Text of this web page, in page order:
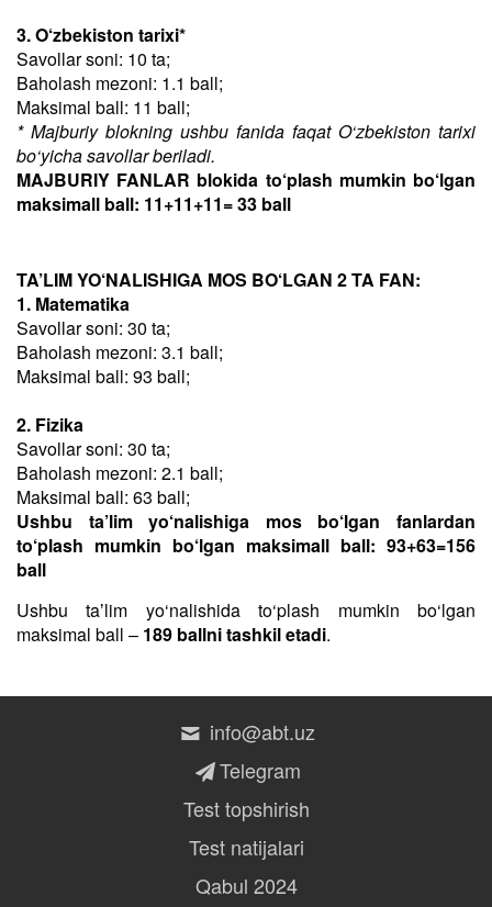
3. O‘zbekiston tarixi*
Savollar soni: 10 ta;
Baholash mezoni: 1.1 ball;
Maksimal ball: 11 ball;
* Majburiy blokning ushbu fanida faqat O‘zbekiston tarixi
bo‘yicha savollar beriladi.
MAJBURIY FANLAR blokida to‘plash mumkin bo‘lgan
maksimall ball: 11+11+11= 33 ball
TA’LIM YO‘NALISHIGA MOS BO‘LGAN 2 TA FAN:
1. Matematika
Savollar soni: 30 ta;
Baholash mezoni: 3.1 ball;
Maksimal ball: 93 ball;
2. Fizika
Savollar soni: 30 ta;
Baholash mezoni: 2.1 ball;
Maksimal ball: 63 ball;
Ushbu ta’lim yo‘nalishiga mos bo‘lgan fanlardan
to‘plash mumkin bo‘lgan maksimall ball: 93+63=156
ball
Ushbu taʼlim yo‘nalishida to‘plash mumkin bo‘lgan
maksimal ball – 189 ballni tashkil etadi.
info@abt.uz
Telegram
Test topshirish
Test natijalari
Qabul 2024